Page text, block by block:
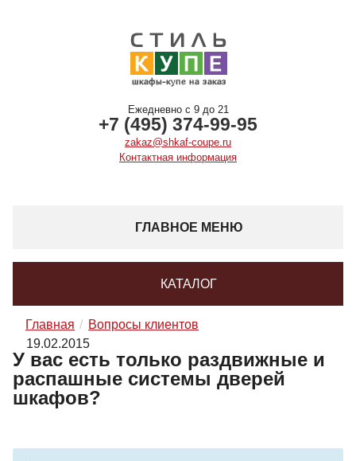
Ежедневно с 9 до 21
+7 (495) 374-99-95
zakaz@shkaf-coupe.ru
Контактная информация
ГЛАВНОЕ МЕНЮ
КАТАЛОГ
Главная
Вопросы клиентов
19.02.2015
У вас есть только раздвижные и
распашные системы дверей
шкафов?